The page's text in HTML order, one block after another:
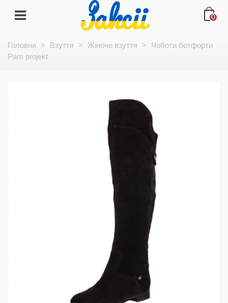
0
Головна > Взуття > Жіноче взуття >
Чоботи ботфорти
Pam projekt